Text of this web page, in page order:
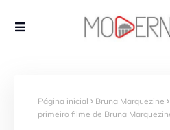
Página inicial Bruna Marquezine
primeiro filme de Bruna